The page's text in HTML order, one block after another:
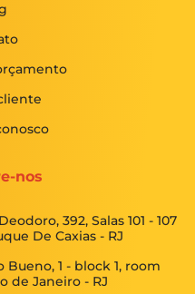
nos
392, Salas 101 - 107
De Caxias - RJ
1 - block 1, room
de Janeiro - RJ